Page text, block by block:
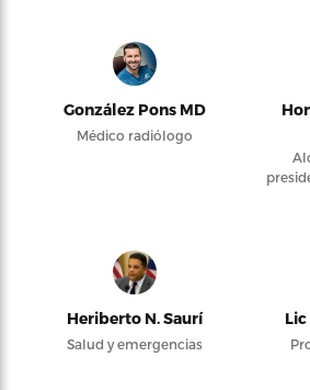
González Pons MD
Médico radiólogo
Heriberto N. Saurí
Salud y emergencias